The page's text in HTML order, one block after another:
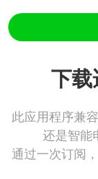
下
此应用程序兼
还是智能
通过一次订阅